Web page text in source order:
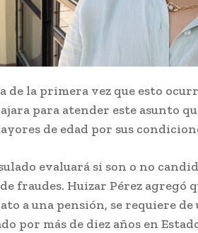
de la primera vez que esto
para atender este asunto
de edad por sus
evaluará si son o no
fraudes. Huizar Pérez agregó
a una pensión, se requiere
por más de diez años en